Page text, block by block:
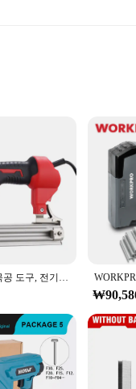
this portable nail
always on the move.
multiple charges
and vibrant color scheme
your services or a
전기 네일 건, 목공 도구, 전기 태커 스트레이트 스테이플, 가구용 못 박는 스테이플러 슈터, 2600W, 220V